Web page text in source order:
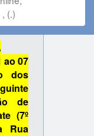
(.)
ao 07
dos
de
(7º
Rua